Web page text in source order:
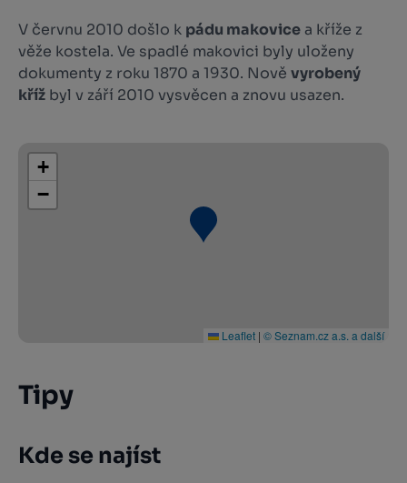
V červnu 2010 došlo k pádu makovice a kříže z
věže kostela. Ve spadlé makovici byly uloženy
dokumenty z roku 1870 a 1930. Nově vyrobený
kříž byl v září 2010 vysvěcen a znovu usazen.
+
−
Leaflet | © Seznam.cz a.s. a další
Tipy
Kde se najíst